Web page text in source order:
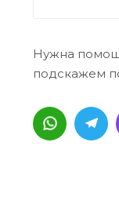
Нужна
подскажем